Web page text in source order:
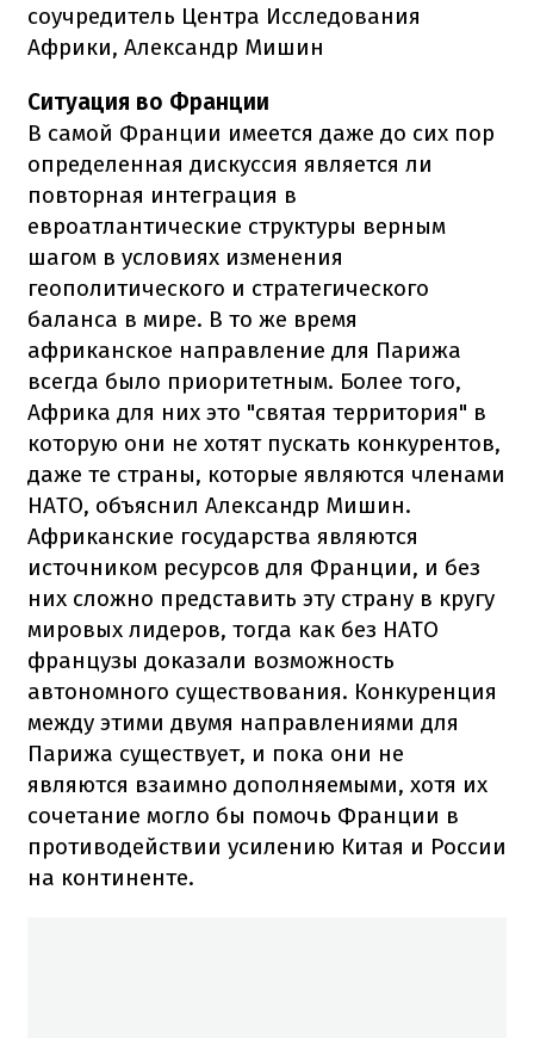
соучредитель Центра Исследования
Африки, Александр Мишин
Ситуация во Франции
В самой Франции имеется даже до сих пор
определенная дискуссия является ли
повторная интеграция в
евроатлантические структуры верным
шагом в условиях изменения
геополитического и стратегического
баланса в мире. В то же время
африканское направление для Парижа
всегда было приоритетным. Более того,
Африка для них это "святая территория" в
которую они не хотят пускать конкурентов,
даже те страны, которые являются членами
НАТО, объяснил Александр Мишин.
Африканские государства являются
источником ресурсов для Франции, и без
них сложно представить эту страну в кругу
мировых лидеров, тогда как без НАТО
французы доказали возможность
автономного существования. Конкуренция
между этими двумя направлениями для
Парижа существует, и пока они не
являются взаимно дополняемыми, хотя их
сочетание могло бы помочь Франции в
противодействии усилению Китая и России
на континенте.